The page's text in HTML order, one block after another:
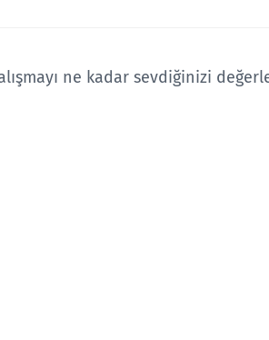
ne kadar sevdiğinizi